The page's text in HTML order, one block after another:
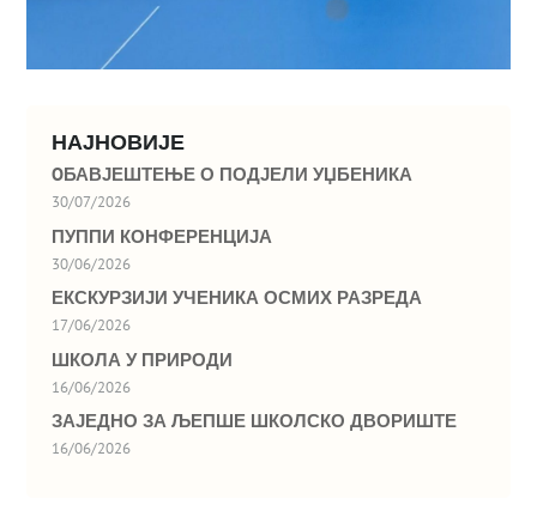
НАЈНОВИЈЕ
OБАВЈЕШТЕЊЕ О ПОДЈЕЛИ УЏБЕНИКА
30/07/2026
ПУППИ КОНФЕРЕНЦИЈА
30/06/2026
ЕКСКУРЗИЈИ УЧЕНИКА ОСМИХ РАЗРЕДА
17/06/2026
ШКОЛА У ПРИРОДИ
16/06/2026
ЗАЈЕДНО ЗА ЉЕПШЕ ШКОЛСКО ДВОРИШТЕ
16/06/2026